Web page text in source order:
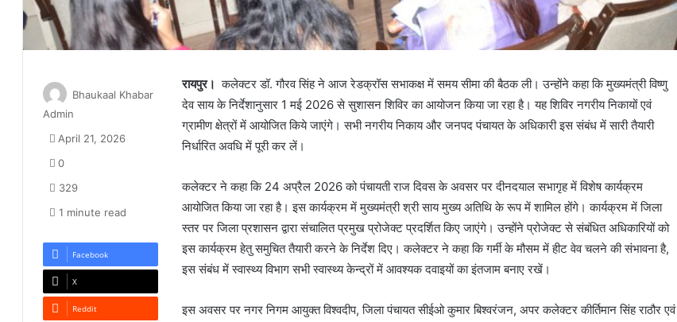
रायपुर। कलेक्टर डॉ. गौरव सिंह ने आज रेडक्रॉस सभाकक्ष में समय सीमा की बैठक ली। उन्होंने कहा कि मुख्यमंत्री विष्णु
देव साय के निर्देशानुसार 1 मई 2026 से सुशासन शिविर का आयोजन किया जा रहा है। यह शिविर नगरीय निकायों एवं
ग्रामीण क्षेत्रों में आयोजित किये जाएंगे। सभी नगरीय निकाय और जनपद पंचायत के अधिकारी इस संबंध में सारी तैयारी
निर्धारित अवधि में पूरी कर लें।
कलेक्टर ने कहा कि 24 अप्रैल 2026 को पंचायती राज दिवस के अवसर पर दीनदयाल सभागृह में विशेष कार्यक्रम
आयोजित किया जा रहा है। इस कार्यक्रम में मुख्यमंत्री श्री साय मुख्य अतिथि के रूप में शामिल होंगे। कार्यक्रम में जिला
स्तर पर जिला प्रशासन द्वारा संचालित प्रमुख प्रोजेक्ट प्रदर्शित किए जाएंगे। उन्होंने प्रोजेक्ट से संबंधित अधिकारियों को
इस कार्यक्रम हेतु समुचित तैयारी करने के निर्देश दिए। कलेक्टर ने कहा कि गर्मी के मौसम में हीट वेव चलने की संभावना है,
इस संबंध में स्वास्थ्य विभाग सभी स्वास्थ्य केन्द्रों में आवश्यक दवाइयों का इंतजाम बनाए रखें।
इस अवसर पर नगर निगम आयुक्त विश्वदीप, जिला पंचायत सीईओ कुमार बिश्वरंजन, अपर कलेक्टर कीर्तिमान सिंह राठौर एवं
Bhaukaal Khabar
Admin
April 21, 2026
0
329
1 minute read
Facebook
X
Reddit